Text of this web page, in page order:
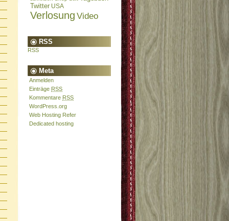
Twitter USA
Verlosung Video
RSS
RSS
Meta
Anmelden
Einträge RSS
Kommentare RSS
WordPress.org
Web Hosting Refer
Dedicated hosting